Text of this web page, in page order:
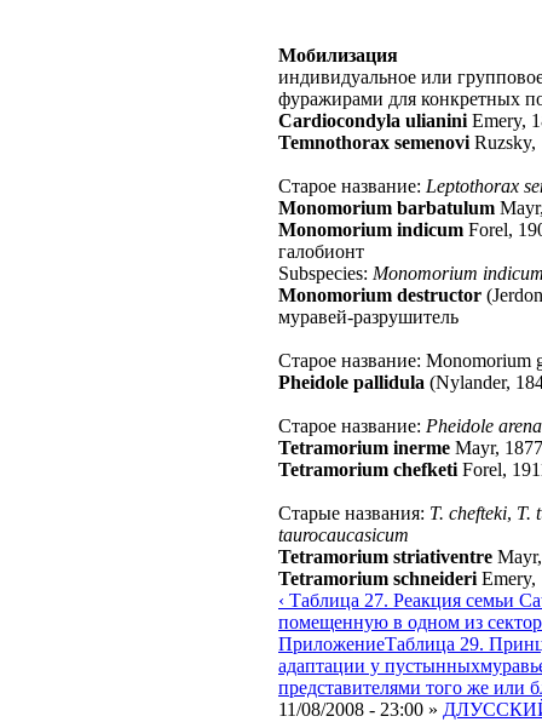
Мобилизация
индивидуальное или
фуражирами для конкретных
Cardiocondyla ulianini Emery,
Temnothorax semenovi Ruzsky,
Старое название: Leptothorax
Monomorium barbatulum
Monomorium indicum Forel,
галобионт
Subspecies: Monomorium
Monomorium destructor
муравей-разрушитель
Старое название: Monomorium
Pheidole pallidula (Nylander,
Старое название: Pheidole
Tetramorium inerme Mayr, 1877
Tetramorium chefketi Forel,
Старые названия: T. chefteki, T.
taurocaucasicum
Tetramorium striativentre
Tetramorium schneideri Emery,
‹ Таблица 27. Реакция семьи
помещенную в одном из
ПриложениеТаблица 29.
адаптации у
представителями того же или
11/08/2008 - 23:00 »